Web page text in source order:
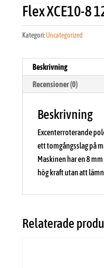
Flex XCE10-8
Kategori:Uncategorized
Beskrivning
Recensioner (0)
Beskrivning
Excenterroterande
ett tomgångsslag på
Maskinen har en 8
hög kraft utan att
Relaterade